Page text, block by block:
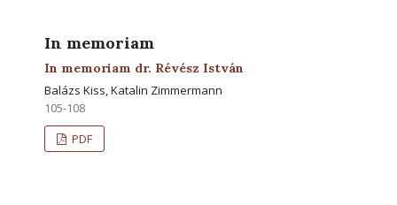
In memoriam
In memoriam dr. Révész István
Balázs Kiss, Katalin Zimmermann
105-108
PDF